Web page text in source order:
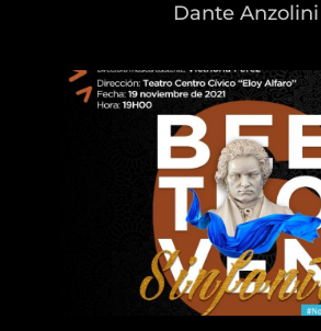
Dante Anzolini